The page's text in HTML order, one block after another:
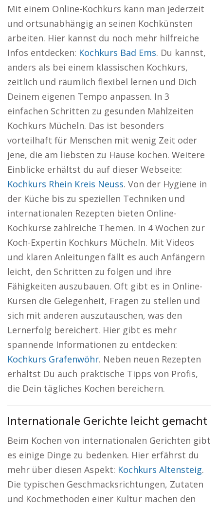
Mit einem Online-Kochkurs kann man jederzeit
und ortsunabhängig an seinen Kochkünsten
arbeiten. Hier kannst du noch mehr hilfreiche
Infos entdecken: Kochkurs Bad Ems. Du kannst,
anders als bei einem klassischen Kochkurs,
zeitlich und räumlich flexibel lernen und Dich
Deinem eigenen Tempo anpassen. In 3
einfachen Schritten zu gesunden Mahlzeiten
Kochkurs Mücheln. Das ist besonders
vorteilhaft für Menschen mit wenig Zeit oder
jene, die am liebsten zu Hause kochen. Weitere
Einblicke erhältst du auf dieser Webseite:
Kochkurs Rhein Kreis Neuss. Von der Hygiene in
der Küche bis zu speziellen Techniken und
internationalen Rezepten bieten Online-
Kochkurse zahlreiche Themen. In 4 Wochen zur
Koch-Expertin Kochkurs Mücheln. Mit Videos
und klaren Anleitungen fällt es auch Anfängern
leicht, den Schritten zu folgen und ihre
Fähigkeiten auszubauen. Oft gibt es in Online-
Kursen die Gelegenheit, Fragen zu stellen und
sich mit anderen auszutauschen, was den
Lernerfolg bereichert. Hier gibt es mehr
spannende Informationen zu entdecken:
Kochkurs Grafenwöhr. Neben neuen Rezepten
erhältst Du auch praktische Tipps von Profis,
die Dein tägliches Kochen bereichern.
Internationale Gerichte leicht gemacht
Beim Kochen von internationalen Gerichten gibt
es einige Dinge zu bedenken. Hier erfährst du
mehr über diesen Aspekt: Kochkurs Altensteig.
Die typischen Geschmacksrichtungen, Zutaten
und Kochmethoden einer Kultur machen den